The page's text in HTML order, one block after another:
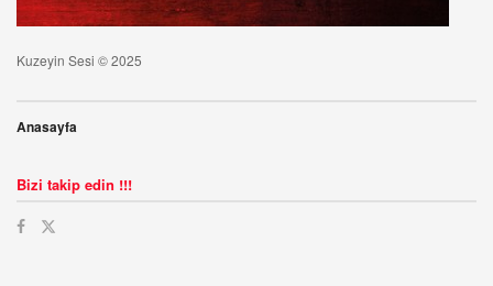
Kuzeyin Sesi © 2025
Anasayfa
Bizi takip edin !!!